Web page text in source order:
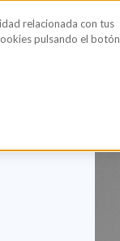
relacionada con tus
pulsando el botón